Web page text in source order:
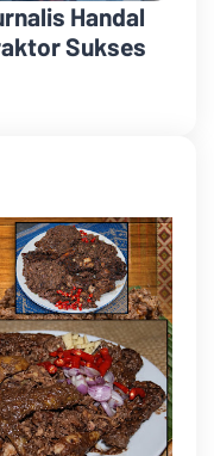
Handal
Sukses